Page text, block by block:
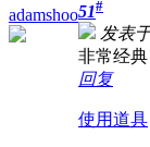
adamshoo51#
发表
非常经
回复
使用道具